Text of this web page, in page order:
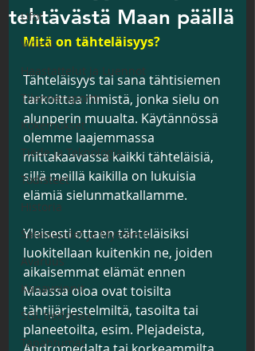
Ufot
Videot
Haastattelut ja Luennot
Tilanneraportti
Kokemukset
Tiede ja Teknologia
Todisteet
Historia
Salaisuudet ja Mysteerit
Avaruus
Kanavoinnit
SGL tiedottaa
Tapahtumat
tehtävästä Maan päällä
Mitä on tähteläisyys?
Tähteläisyys tai sana tähtisiemen
tarkoittaa ihmistä, jonka sielu on
alunperin muualta. Käytännössä
olemme laajemmassa
mittakaavassa kaikki tähteläisiä,
sillä meillä kaikilla on lukuisia
elämiä sielunmatkallamme.
Yleisesti ottaen tähteläisiksi
luokitellaan kuitenkin ne, joiden
aikaisemmat elämät ennen
Maassa oloa ovat toisilta
tähtijärjestelmiltä, tasoilta tai
planeetoilta, esim. Plejadeista,